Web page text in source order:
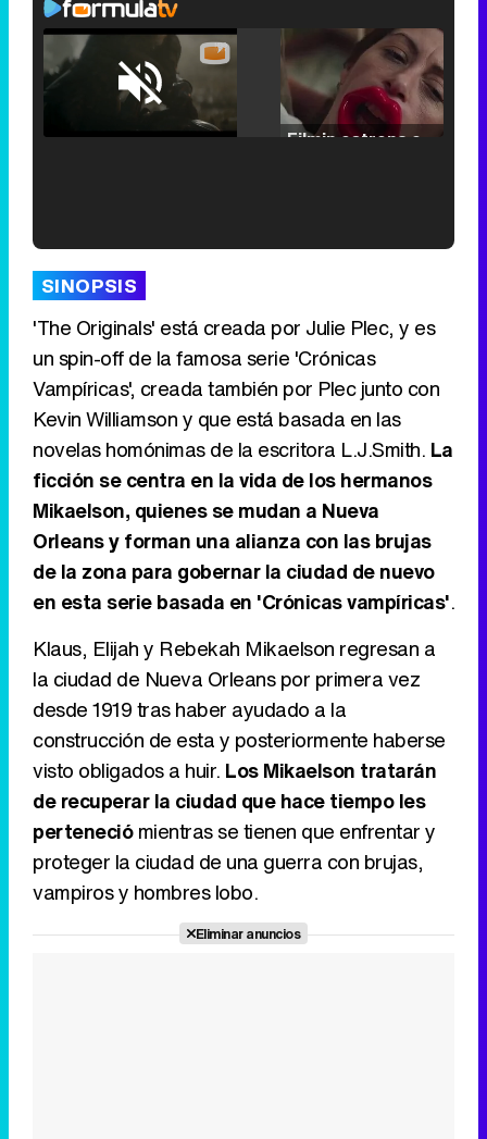
Unmute /
Tráiler de '33 días', la nueva serie de Atresplayer con Julián Villagrán y José Manuel Poga
Canción ganadora de Eurovisión 2026: DARA con "Bangaranga" por Bulgaria
SINOPSIS
'The Originals' está creada por Julie Plec, y es
un spin-off de la famosa serie 'Crónicas
Vampíricas', creada también por Plec junto con
Kevin Williamson y que está basada en las
novelas homónimas de la escritora L.J.Smith. La
ficción se centra en la vida de los hermanos
Mikaelson, quienes se mudan a Nueva
Orleans y forman una alianza con las brujas
de la zona para gobernar la ciudad de nuevo
en esta serie basada en 'Crónicas vampíricas'.
Klaus, Elijah y Rebekah Mikaelson regresan a
la ciudad de Nueva Orleans por primera vez
desde 1919 tras haber ayudado a la
construcción de esta y posteriormente haberse
visto obligados a huir. Los Mikaelson tratarán
de recuperar la ciudad que hace tiempo les
perteneciómientras se tienen que enfrentar y
proteger la ciudad de una guerra con brujas,
vampiros y hombres lobo.
Eliminar anuncios